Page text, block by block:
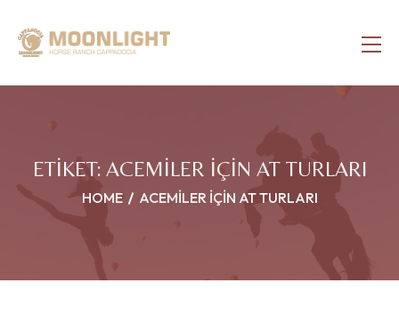
ETIKET: ACEMILER IÇIN AT TURLARI
HOME ACEMILER IÇIN AT TURLARI